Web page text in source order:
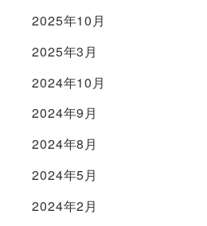
2025年10月
2025年3月
2024年10月
2024年9月
2024年8月
2024年5月
2024年2月